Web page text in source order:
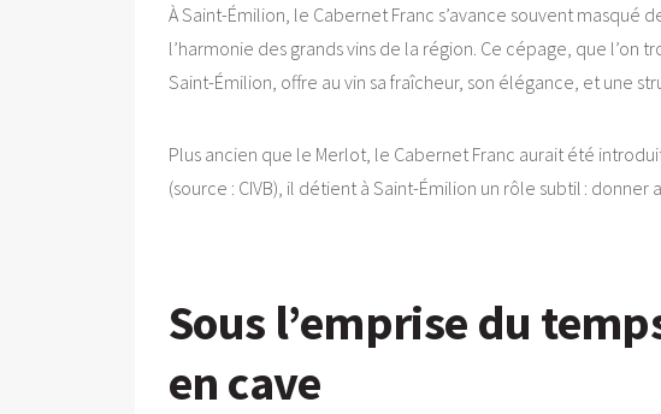
À Saint-Émilion, le Cabernet Franc s’avance souvent
l’harmonie des grands vins de la région. Ce cépage, que
Saint-Émilion, offre au vin sa fraîcheur, son élégance, et une
Plus ancien que le Merlot, le Cabernet Franc aurait été
(source : CIVB), il détient à Saint-Émilion un rôle subtil :
Sous l’emprise du
en cave